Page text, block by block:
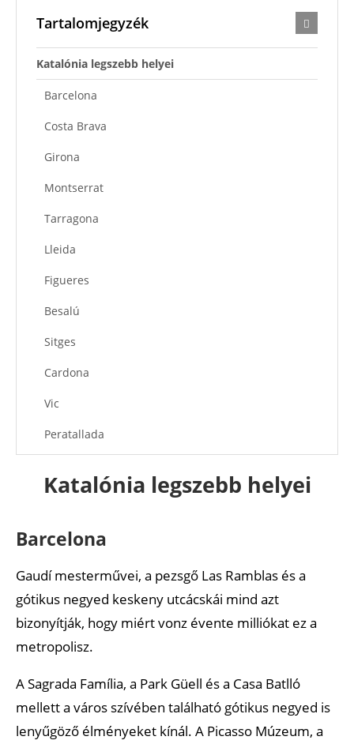
Tartalomjegyzék
Katalónia legszebb helyei
Barcelona
Costa Brava
Girona
Montserrat
Tarragona
Lleida
Figueres
Besalú
Sitges
Cardona
Vic
Peratallada
Alta Garrotxa
Katalónia legszebb helyei
Barcelona
Gaudí mesterművei, a pezsgő Las Ramblas és a
gótikus negyed keskeny utcácskái mind azt
bizonyítják, hogy miért vonz évente milliókat ez a
metropolisz.
A Sagrada Família, a Park Güell és a Casa Batlló
mellett a város szívében található gótikus negyed is
lenyűgöző élményeket kínál. A Picasso Múzeum, a